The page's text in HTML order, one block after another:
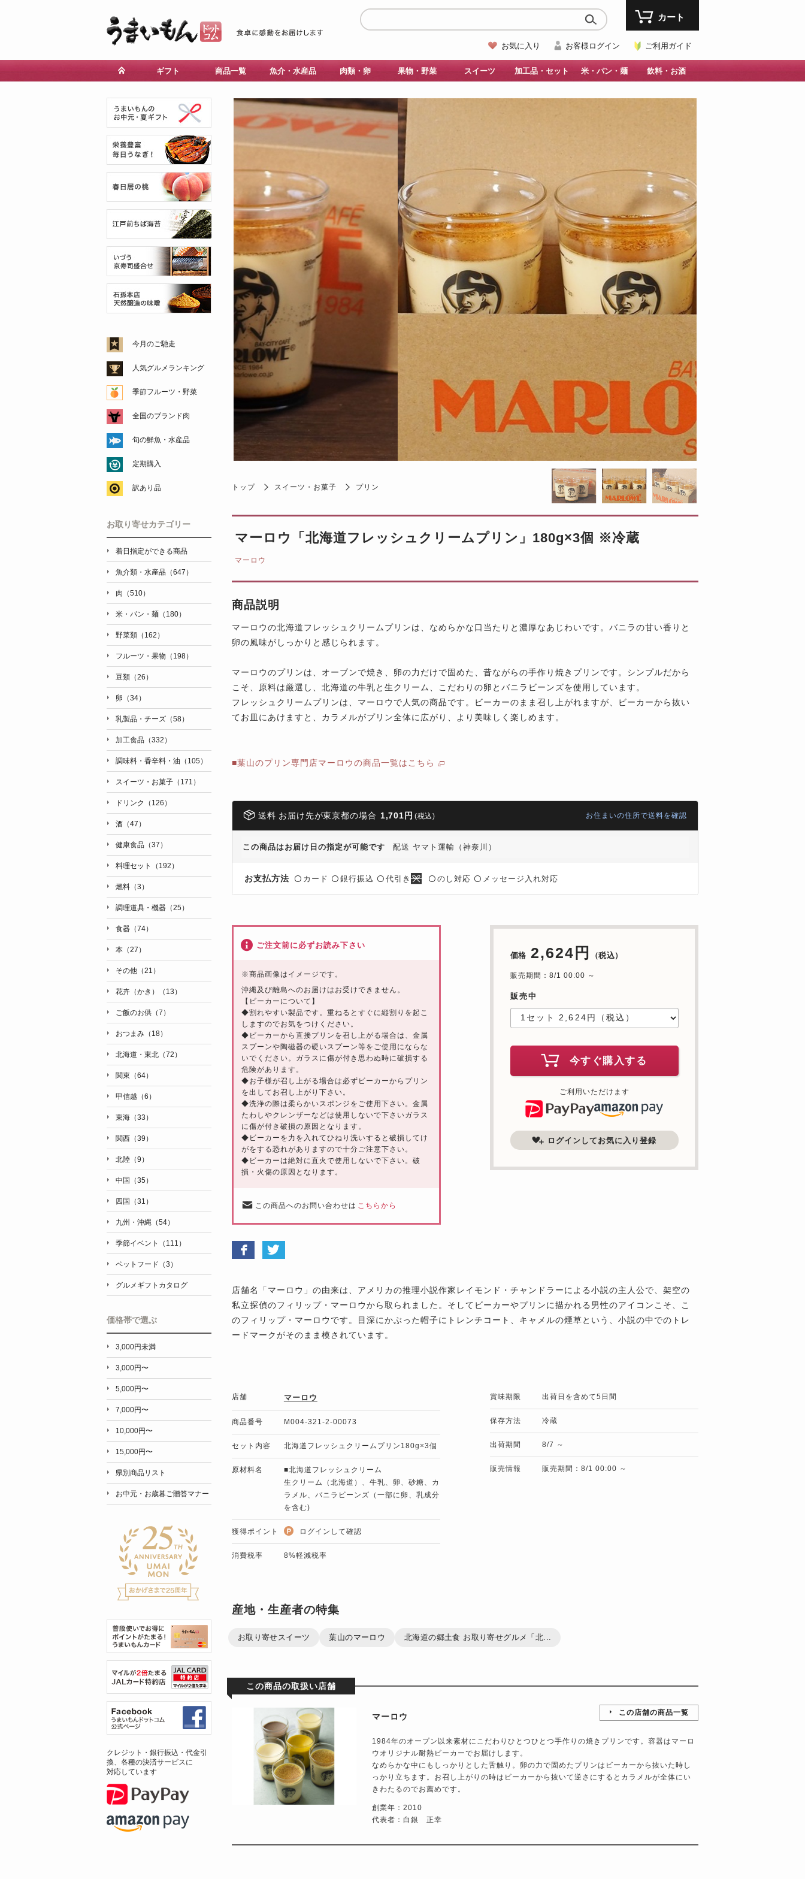
お気に入り お客様ログイン ご利用ガイド
カート
ギフト 商品一覧 魚介・水産品 肉類・卵 果物・野菜 スイーツ 加工品・セット 米・パン・麺 飲料・お酒
トップ スイーツ・お菓子 プリン
マーロウ「北海道フレッシュクリームプリン」180g×3個 ※冷蔵
マーロウ
商品説明
マーロウの北海道フレッシュクリームプリンは、なめらかな口当たりと濃厚なあじわいです。バニラの甘い香りと
卵の風味がしっかりと感じられます。
マーロウのプリンは、オーブンで焼き、卵の力だけで固めた、昔ながらの手作り焼きプリンです。シンプルだから
こそ、原料は厳選し、北海道の牛乳と生クリーム、こだわりの卵とバニラビーンズを使用しています。
フレッシュクリームプリンは、マーロウで人気の商品です。ビーカーのまま召し上がれますが、ビーカーから抜い
てお皿にあけますと、カラメルがプリン全体に広がり、より美味しく楽しめます。
■葉山のプリン専門店マーロウの商品一覧はこちら
送料 お届け先が東京都の場合 1,701円 (税込) お住まいの住所で送料を確認
この商品はお届け日の指定が可能です 配送 ヤマト運輸（神奈川）
お支払方法 〇 カード 〇 銀行振込 〇 代引き 〇 のし対応 〇 メッセージ入れ対応
価格 2,624円 （税込）
販売期間：8/1 00:00 ～
販売中
今すぐ購入する
ご利用いただけます
ログインしてお気に入り登録
ご注文前に必ずお読み下さい
※商品画像はイメージです。
沖縄及び離島へのお届けはお受けできません。
【ビーカーについて】
◆割れやすい製品です。重ねるとすぐに縦割りを起こ
しますのでお気をつけください。
◆ビーカーから直接プリンを召し上がる場合は、金属
スプーンや陶磁器の硬いスプーン等をご使用にならな
いでください。ガラスに傷が付き思わぬ時に破損する
危険があります。
◆お子様が召し上がる場合は必ずビーカーからプリン
を出してお召し上がり下さい。
◆洗浄の際は柔らかいスポンジをご使用下さい。金属
たわしやクレンザーなどは使用しないで下さいガラス
に傷が付き破損の原因となります。
◆ビーカーを力を入れてひねり洗いすると破損してけ
がをする恐れがありますので十分ご注意下さい。
◆ビーカーは絶対に直火で使用しないで下さい。破
損・火傷の原因となります。
この商品へのお問い合わせは こちらから
店舗名「マーロウ」の由来は、アメリカの推理小説作家レイモンド・チャンドラーによる小説の主人公で、架空の
私立探偵のフィリップ・マーロウから取られました。そしてビーカーやプリンに描かれる男性のアイコンこそ、こ
のフィリップ・マーロウです。目深にかぶった帽子にトレンチコート、キャメルの煙草という、小説の中でのトレ
ードマークがそのまま模されています。
店舗 マーロウ
商品番号 M004-321-2-00073
セット内容 北海道フレッシュクリームプリン180g×3個
原材料名
■北海道フレッシュクリーム
生クリーム（北海道）、牛乳、卵、砂糖、カ
ラメル、バニラビーンズ（一部に卵、乳成分
を含む)
獲得ポイント ログインして確認
消費税率 8%軽減税率
賞味期限 出荷日を含めて5日間
保存方法 冷蔵
出荷期間 8/7 ～
販売情報 販売期間：8/1 00:00 ～
産地・生産者の特集
お取り寄せスイーツ 葉山のマーロウ 北海道の郷土食 お取り寄せグルメ「北...
この商品の取扱い店舗
マーロウ この店舗の商品一覧
1984年のオープン以来素材にこだわりひとつひとつ手作りの焼きプリンです。容器はマーロ
ウオリジナル耐熱ビーカーでお届けします。
なめらかな中にもしっかりとした舌触り。卵の力で固めたプリンはビーカーから抜いた時し
っかり立ちます。お召し上がりの時はビーカーから抜いて逆さにするとカラメルが全体にい
きわたるのでお薦めです。
創業年：2010
代表者：白銀 正幸
今月のご馳走
人気グルメランキング
季節フルーツ・野菜
全国のブランド肉
旬の鮮魚・水産品
定期購入
訳あり品
お取り寄せカテゴリー
着日指定ができる商品
魚介類・水産品（647）
肉（510）
米・パン・麺（180）
野菜類（162）
フルーツ・果物（198）
豆類（26）
卵（34）
乳製品・チーズ（58）
加工食品（332）
調味料・香辛料・油（105）
スイーツ・お菓子（171）
ドリンク（126）
酒（47）
健康食品（37）
料理セット（192）
燃料（3）
調理道具・機器（25）
食器（74）
本（27）
その他（21）
花卉（かき）（13）
ご飯のお供（7）
おつまみ（18）
北海道・東北（72）
関東（64）
甲信越（6）
東海（33）
関西（39）
北陸（9）
中国（35）
四国（31）
九州・沖縄（54）
季節イベント（111）
ペットフード（3）
グルメギフトカタログ
価格帯で選ぶ
3,000円未満
3,000円〜
5,000円〜
7,000円〜
10,000円〜
15,000円〜
県別商品リスト
お中元・お歳暮ご贈答マナー
クレジット・銀行振込・代金引
換、各種の決済サービスに
対応しています